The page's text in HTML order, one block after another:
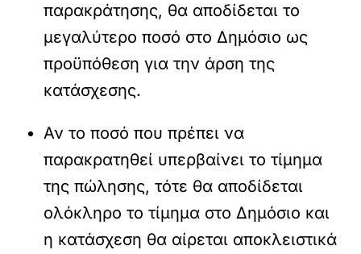
παρακράτησης, θα αποδίδεται το
μεγαλύτερο ποσό στο Δημόσιο ως
προϋπόθεση για την άρση της
κατάσχεσης.
Αν το ποσό που πρέπει να
παρακρατηθεί υπερβαίνει το τίμημα
της πώλησης, τότε θα αποδίδεται
ολόκληρο το τίμημα στο Δημόσιο και
η κατάσχεση θα αίρεται αποκλειστικά